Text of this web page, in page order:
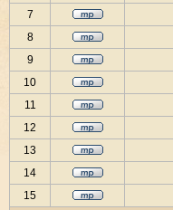
7
8
9
10
11
12
13
14
15